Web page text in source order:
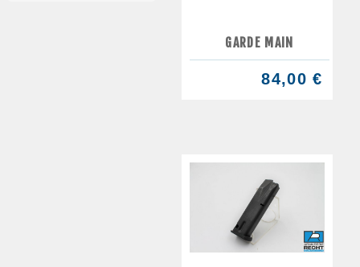
GARDE MAIN
84,00 €